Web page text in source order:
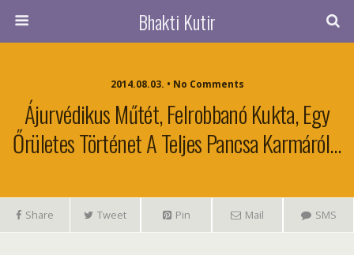
Bhakti Kutir
2014.08.03. • No Comments
Ájurvédikus Műtét, Felrobbanó Kukta, Egy
Őrületes Történet A Teljes Pancsa Karmáról…
Share Tweet Pin Mail SMS